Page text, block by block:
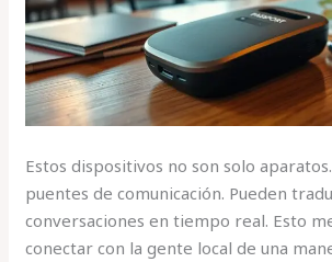
Estos dispositivos no son solo
puentes de comunicación. Pueden
conversaciones en tiempo real. Esto
conectar con la gente local de una